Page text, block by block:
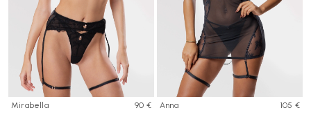
Mirabella 90 € Anna 105 €